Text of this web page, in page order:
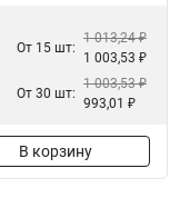
От 15 шт:
1 013,24 ₽
1 003,53 ₽
От 30 шт:
1 003,53 ₽
993,01 ₽
В корзину